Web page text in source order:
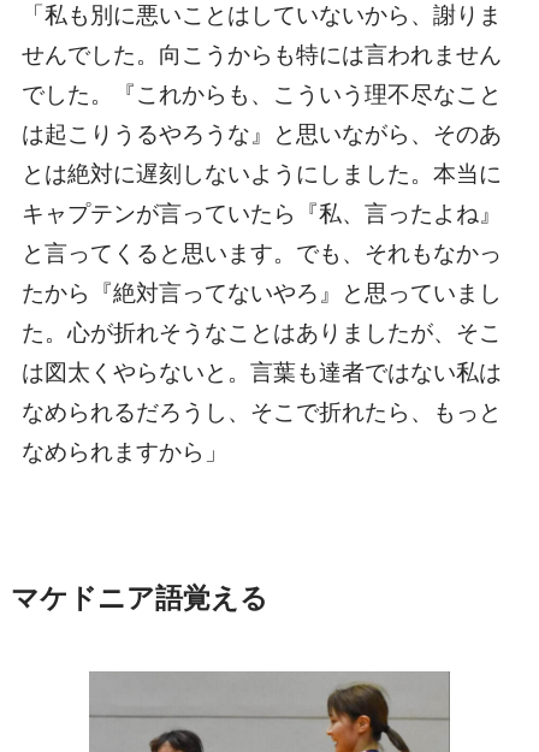
「私も別に悪いことはしていないから、謝りま
せんでした。向こうからも特には言われません
でした。『これからも、こういう理不尽なこと
は起こりうるやろうな』と思いながら、そのあ
とは絶対に遅刻しないようにしました。本当に
キャプテンが言っていたら『私、言ったよね』
と言ってくると思います。でも、それもなかっ
たから『絶対言ってないやろ』と思っていまし
た。心が折れそうなことはありましたが、そこ
は図太くやらないと。言葉も達者ではない私は
なめられるだろうし、そこで折れたら、もっと
なめられますから」
マケドニア語覚える